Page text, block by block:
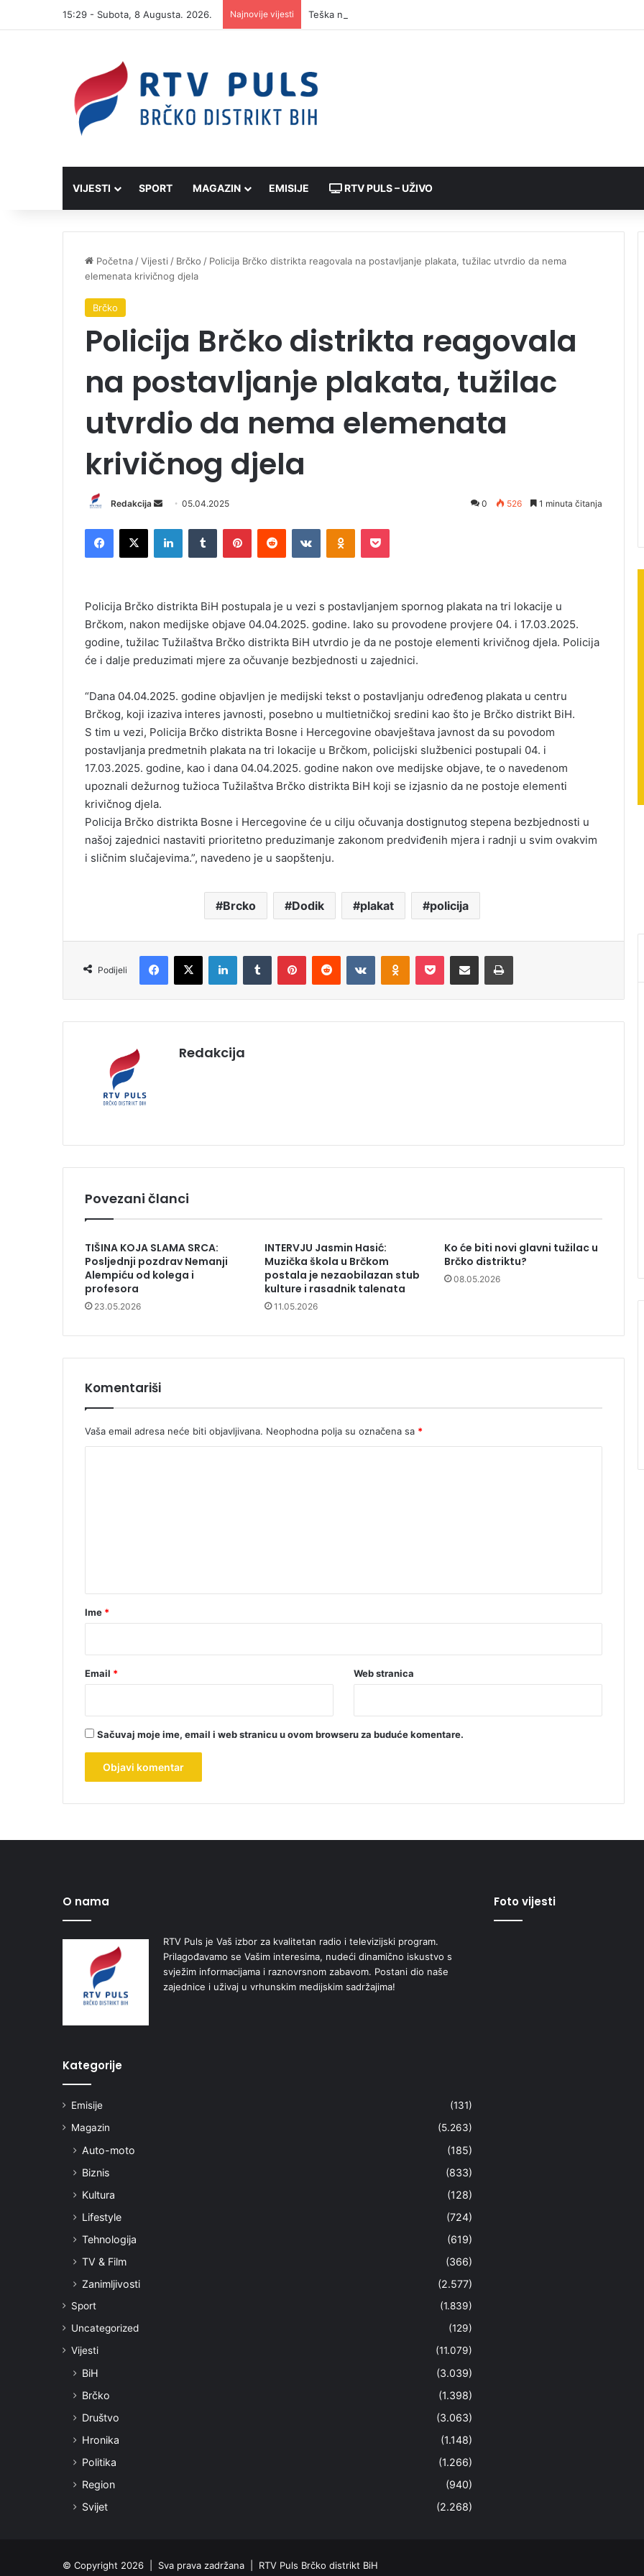
15:29 - Subota, 8 Augusta. 2026. Najnovije vijesti
VIJESTI SPORT MAGAZIN EMISIJE RTV PULS – UŽIVO
Početna /Vijesti / Brčko / Policija Brčko distrikta reagovala na postavljanje plakata, tužilac utvrdio da nema
elemenata krivičnog djela
Brčko
Policija Brčko distrikta reagovala
na postavljanje plakata, tužilac
utvrdio da nema elemenata
krivičnog djela
Redakcija
n
d
e
m
a
i
05.04.2025 0 526 1 minuta čitanja
Policija Brčko distrikta BiH postupala je u vezi s postavljanjem spornog plakata na tri lokacije u
Brčkom, nakon medijske objave 04.04.2025. godine. Iako su provodene provjere 04. i 17.03.2025.
godine, tužilac Tužilaštva Brčko distrikta BiH utvrdio je da ne postoje elementi krivičnog djela. Policija
će i dalje preduzimati mjere za očuvanje bezbjednosti u zajednici.
“Dana 04.04.2025. godine objavljen je medijski tekst o postavljanju određenog plakata u centru
Brčkog, koji izaziva interes javnosti, posebno u multietničkoj sredini kao što je Brčko distrikt BiH.
S tim u vezi, Policija Brčko distrikta Bosne i Hercegovine obavještava javnost da su povodom
postavljanja predmetnih plakata na tri lokacije u Brčkom, policijski službenici postupali 04. i
17.03.2025. godine, kao i dana 04.04.2025. godine nakon ove medijske objave, te o navedenom
upoznali dežurnog tužioca Tužilaštva Brčko distrikta BiH koji se izjasnio da ne postoje elementi
krivičnog djela.
Policija Brčko distrikta Bosne i Hercegovine će u cilju očuvanja dostignutog stepena bezbjednosti u
našoj zajednici nastaviti prioritetno preduzimanje zakonom predviđenih mjera i radnji u svim ovakvim
i sličnim slučajevima.”, navedeno je u saopštenju.
Brcko Dodik plakat policija
Podijeli
Redakcija
Povezani članci
TIŠINA KOJA SLAMA SRCA:
Posljednji pozdrav Nemanji
Alempiću od kolega i
profesora
23.05.2026
INTERVJU Jasmin Hasić:
Muzička škola u Brčkom
postala je nezaobilazan stub
kulture i rasadnik talenata
11.05.2026
Ko će biti novi glavni tužilac u
Brčko distriktu?
08.05.2026
Komentariši
Vaša email adresa neće biti objavljivana. Neophodna polja su označena sa *
r
Ime *
Email * Web stranica
Sačuvaj moje ime, email i web stranicu u ovom browseru za buduće komentare.
O nama
RTV Puls je Vaš izbor za kvalitetan radio i televizijski program.
Prilagođavamo se Vašim interesima, nudeći dinamično iskustvo s
svježim informacijama i raznovrsnom zabavom. Postani dio naše
zajednice i uživaj u vrhunskim medijskim sadržajima!
Kategorije
Emisije
(131)
Magazin
(5.263)
Auto-moto
(185)
Biznis
(833)
Kultura
(128)
Lifestyle
(724)
Tehnologija
(619)
TV & Film
(366)
Zanimljivosti
(2.577)
Sport
(1.839)
Uncategorized
(129)
Vijesti
(11.079)
BiH
(3.039)
Brčko
(1.398)
Društvo
(3.063)
Hronika
(1.148)
Politika
(1.266)
Region
(940)
Svijet
(2.268)
Foto vijesti
© Copyright 2026 | Sva prava zadržana | RTV Puls Brčko distrikt BiH